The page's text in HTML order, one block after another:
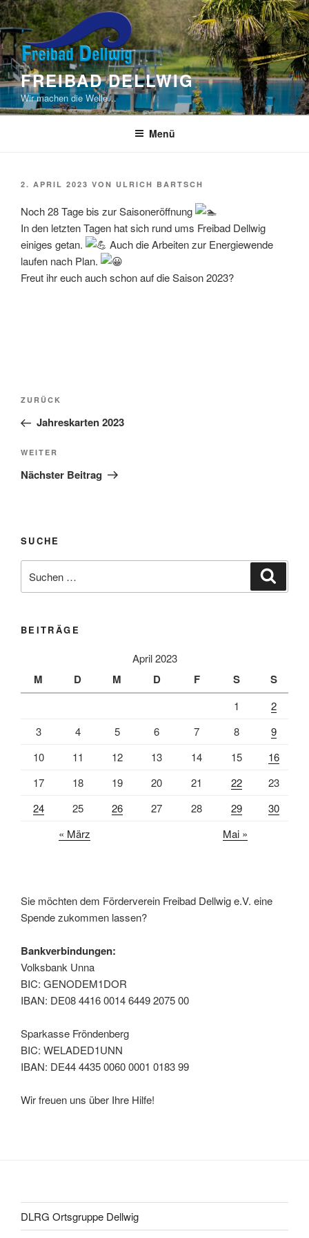
Zum
Inhalt
springen
FREIBAD DELLWIG
Wir machen die Welle…
Menü
VERÖFFENTLICHT
2. APRIL 2023 VON ULRICH BARTSCH
Noch 28 Tage bis zur Saisoneröffnung
In den letzten Tagen hat sich rund ums Freibad Dellwig
einiges getan.
Auch die Arbeiten zur Energiewende
laufen nach Plan.
Freut ihr euch auch schon auf die Saison 2023?
Beitragsnavigation
Vorheriger
Beitrag
ZURÜCK
Jahreskarten 2023
Nächster
Beitrag
WEITER
Nächster Beitrag
SUCHE
nach:
BEITRÄGE
April 2023
M D M D F S S
1
2
3
4 5 6 7 8
9
10
11 12 13 14 15
16
17
18 19 20 21 22
23
24
25 26 27 28 29
30
« März
Mai »
Sie möchten dem Förderverein Freibad Dellwig e.V. eine
Spende zukommen lassen?
Bankverbindungen:
Volksbank Unna
BIC: GENODEM1DOR
IBAN: DE08 4416 0014 6449 2075 00
Sparkasse Fröndenberg
BIC: WELADED1UNN
IBAN: DE44 4435 0060 0001 0183 99
Wir freuen uns über Ihre Hilfe!
DLRG Ortsgruppe Dellwig